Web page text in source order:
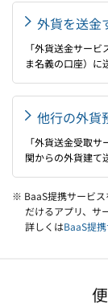
外貨を送金
「外貨送金サー
ま名義の口座）に
他行の外貨
「外貨送金受取
関からの外貨建て
※ BaaS提携サービス
だけるアプリ、サ
詳しくはBaaS提